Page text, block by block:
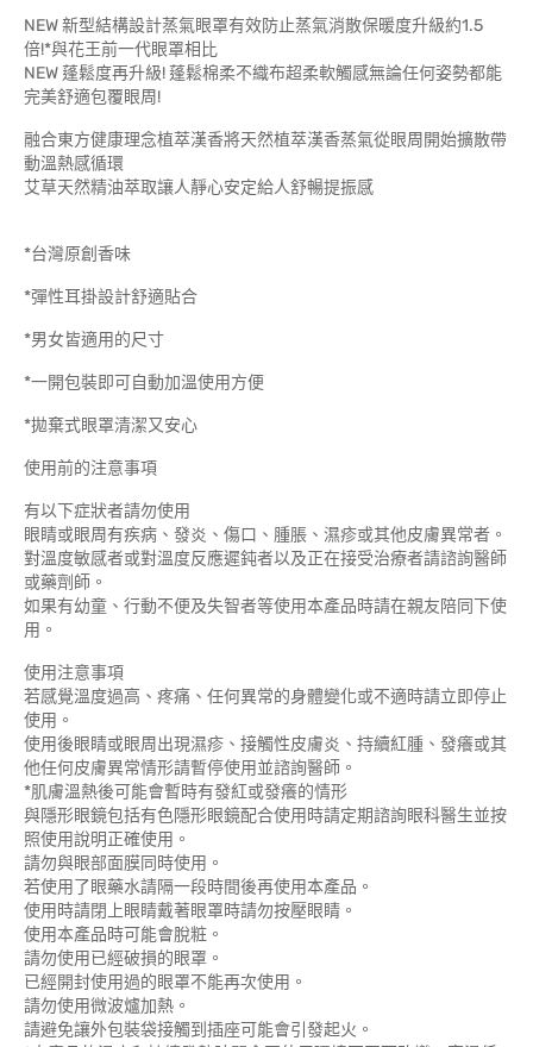
NEW 新型結構設計蒸氣眼罩有效防止蒸氣消散保暖度升級約1.5
倍!*與花王前一代眼罩相比
NEW 蓬鬆度再升級! 蓬鬆棉柔不織布超柔軟觸感無論任何姿勢都能
完美舒適包覆眼周!
融合東方健康理念植萃漢香將天然植萃漢香蒸氣從眼周開始擴散帶
動溫熱感循環
艾草天然精油萃取讓人靜心安定給人舒暢提振感
*台灣原創香味
*彈性耳掛設計舒適貼合
*男女皆適用的尺寸
*一開包裝即可自動加溫使用方便
*拋棄式眼罩清潔又安心
使用前的注意事項
有以下症狀者請勿使用
眼睛或眼周有疾病、發炎、傷口、腫脹、濕疹或其他皮膚異常者。
對溫度敏感者或對溫度反應遲鈍者以及正在接受治療者請諮詢醫師
或藥劑師。
如果有幼童、行動不便及失智者等使用本產品時請在親友陪同下使
用。
使用注意事項
若感覺溫度過高、疼痛、任何異常的身體變化或不適時請立即停止
使用。
使用後眼睛或眼周出現濕疹、接觸性皮膚炎、持續紅腫、發癢或其
他任何皮膚異常情形請暫停使用並諮詢醫師。
*肌膚溫熱後可能會暫時有發紅或發癢的情形
與隱形眼鏡包括有色隱形眼鏡配合使用時請定期諮詢眼科醫生並按
照使用說明正確使用。
請勿與眼部面膜同時使用。
若使用了眼藥水請隔一段時間後再使用本產品。
使用時請閉上眼睛戴著眼罩時請勿按壓眼睛。
使用本產品時可能會脫粧。
請勿使用已經破損的眼罩。
已經開封使用過的眼罩不能再次使用。
請勿使用微波爐加熱。
請避免讓外包裝袋接觸到插座可能會引發起火。